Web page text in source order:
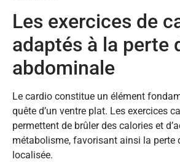
Les exercices de
adaptés à la perte
abdominale
Le cardio constitue un élément
quête d’un ventre plat. Les exercices
permettent de brûler des calories et
métabolisme, favorisant ainsi la perte
localisée.